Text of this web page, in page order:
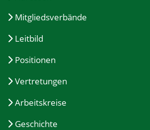
Mitgliedsverbände
Leitbild
Positionen
Vertretungen
Arbeitskreise
Geschichte